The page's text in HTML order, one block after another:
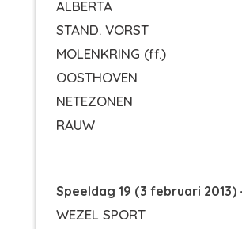
ALBERTA
STAND. VORST
MOLENKRING (ff.)
OOSTHOVEN
NETEZONEN
RAUW
Speeldag 19 (3 februari
WEZEL SPORT